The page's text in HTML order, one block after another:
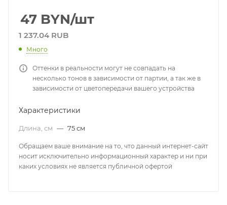
47 BYN/шт
1 237.04 RUB
Много
Оттенки в реальности могут не совпадать на
несколько тонов в зависимости от партии, а так же в
зависимости от цветопередачи вашего устройства
Характеристики
Длина, см — 75 см
Обращаем ваше внимание на то, что данный интернет-сайт
носит исключительно информационный характер и ни при
каких условиях не является публичной офертой